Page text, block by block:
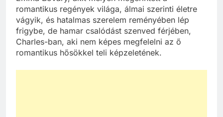
romantikus regények világa, álmai szerinti életre
vágyik, és hatalmas szerelem reményében lép
frigybe, de hamar csalódást szenved férjében,
Charles-ban, aki nem képes megfelelni az ő
romantikus hősökkel teli képzeletének.